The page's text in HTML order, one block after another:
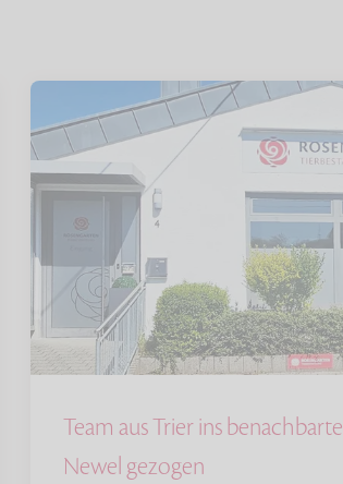
Team aus Trier ins benachbarte
Newel gezogen